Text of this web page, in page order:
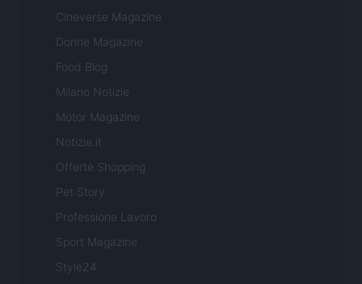
Cineverse Magazine
Donne Magazine
Food Blog
Milano Notizie
Motor Magazine
Notizie.it
Offerte Shopping
Pet Story
Professione Lavoro
Sport Magazine
Style24